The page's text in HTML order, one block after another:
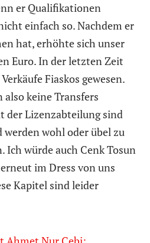
er Qualifikationen
einfach so. Nachdem er
hat, erhöhte sich unser
Euro. In der letzten Zeit
Fiaskos gewesen.
also keine Transfers
der Lizenzabteilung sind
werden wohl oder übel zu
Ich würde auch Cenk Tosun
im Dress von uns
Kapitel sind leider